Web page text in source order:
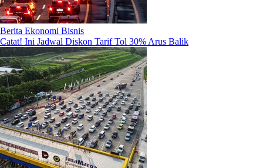
Berita Ekonomi Bisnis
Catat! Ini Jadwal Diskon Tarif Tol 30% Arus Balik